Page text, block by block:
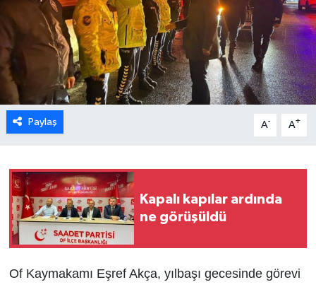
Paylaş A- A+
Kapalı kapılar ardında
ne görüşüldü
Of Kaymakamı Eşref Akça, yılbaşı gecesinde görevi